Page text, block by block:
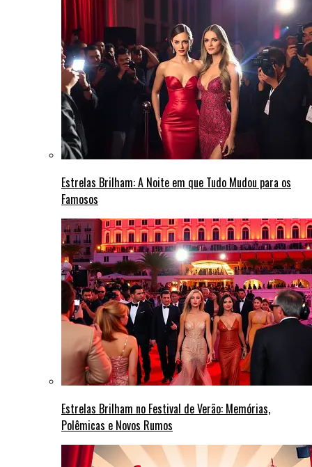
Estrelas Brilham: A Noite em que Tudo Mudou para os
Famosos
Estrelas Brilham no Festival de Verão: Memórias,
Polêmicas e Novos Rumos